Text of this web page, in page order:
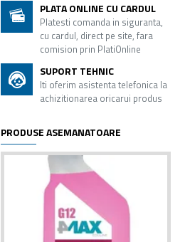
PLATA ONLINE CU CARDUL
Platesti comanda in siguranta,
cu cardul, direct pe site, fara
comision prin PlatiOnline
SUPORT TEHNIC
Iti oferim asistenta telefonica la
achizitionarea oricarui produs
PRODUSE ASEMANATOARE